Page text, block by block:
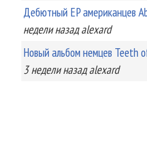
Дебютный EP американцев
неделиназад alexard
Новый альбом немцев Teeth
3 неделиназад alexard